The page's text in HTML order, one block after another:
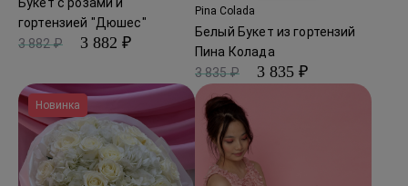
гортензией "Дюшес"
3 882 ₽
3 882 ₽
Pina Colada
Белый Букет из гортензий
Пина Колада
3 835 ₽
3 835 ₽
Новинка